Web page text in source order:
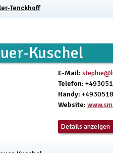
Tenckhoff
Kuschel
E-Mail:
Telefon:
Handy:
Website:
Details anzeigen